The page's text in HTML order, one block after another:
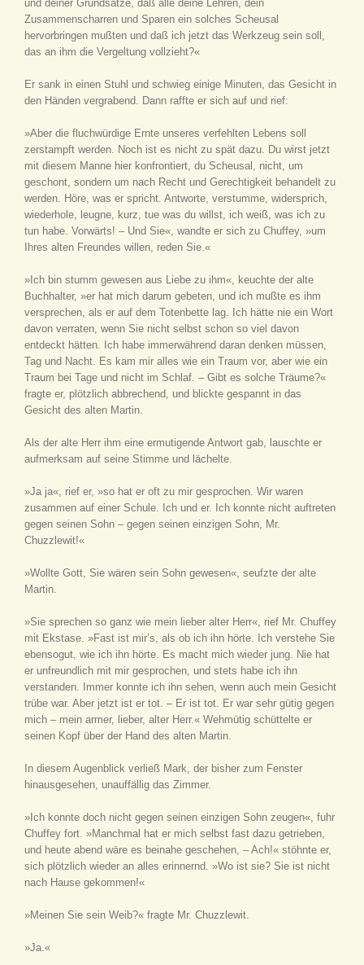
und deiner Grundsätze, daß alle deine Lehren, dein
Zusammenscharren und Sparen ein solches Scheusal
hervorbringen mußten und daß ich jetzt das Werkzeug sein soll,
das an ihm die Vergeltung vollzieht?«
Er sank in einen Stuhl und schwieg einige Minuten, das Gesicht in
den Händen vergrabend. Dann raffte er sich auf und rief:
»Aber die fluchwürdige Ernte unseres verfehlten Lebens soll
zerstampft werden. Noch ist es nicht zu spät dazu. Du wirst jetzt
mit diesem Manne hier konfrontiert, du Scheusal, nicht, um
geschont, sondern um nach Recht und Gerechtigkeit behandelt zu
werden. Höre, was er spricht. Antworte, verstumme, widersprich,
wiederhole, leugne, kurz, tue was du willst, ich weiß, was ich zu
tun habe. Vorwärts! – Und Sie«, wandte er sich zu Chuffey, »um
Ihres alten Freundes willen, reden Sie.«
»Ich bin stumm gewesen aus Liebe zu ihm«, keuchte der alte
Buchhalter, »er hat mich darum gebeten, und ich mußte es ihm
versprechen, als er auf dem Totenbette lag. Ich hätte nie ein Wort
davon verraten, wenn Sie nicht selbst schon so viel davon
entdeckt hätten. Ich habe immerwährend daran denken müssen,
Tag und Nacht. Es kam mir alles wie ein Traum vor, aber wie ein
Traum bei Tage und nicht im Schlaf. – Gibt es solche Träume?«
fragte er, plötzlich abbrechend, und blickte gespannt in das
Gesicht des alten Martin.
Als der alte Herr ihm eine ermutigende Antwort gab, lauschte er
aufmerksam auf seine Stimme und lächelte.
»Ja ja«, rief er, »so hat er oft zu mir gesprochen. Wir waren
zusammen auf einer Schule. Ich und er. Ich konnte nicht auftreten
gegen seinen Sohn – gegen seinen einzigen Sohn, Mr.
Chuzzlewit!«
»Wollte Gott, Sie wären sein Sohn gewesen«, seufzte der alte
Martin.
»Sie sprechen so ganz wie mein lieber alter Herr«, rief Mr. Chuffey
mit Ekstase. »Fast ist mir’s, als ob ich ihn hörte. Ich verstehe Sie
ebensogut, wie ich ihn hörte. Es macht mich wieder jung. Nie hat
er unfreundlich mit mir gesprochen, und stets habe ich ihn
verstanden. Immer konnte ich ihn sehen, wenn auch mein Gesicht
trübe war. Aber jetzt ist er tot. – Er ist tot. Er war sehr gütig gegen
mich – mein armer, lieber, alter Herr.« Wehmütig schüttelte er
seinen Kopf über der Hand des alten Martin.
In diesem Augenblick verließ Mark, der bisher zum Fenster
hinausgesehen, unauffällig das Zimmer.
»Ich konnte doch nicht gegen seinen einzigen Sohn zeugen«, fuhr
Chuffey fort. »Manchmal hat er mich selbst fast dazu getrieben,
und heute abend wäre es beinahe geschehen, – Ach!« stöhnte er,
sich plötzlich wieder an alles erinnernd. »Wo ist sie? Sie ist nicht
nach Hause gekommen!«
»Meinen Sie sein Weib?« fragte Mr. Chuzzlewit.
»Ja.«